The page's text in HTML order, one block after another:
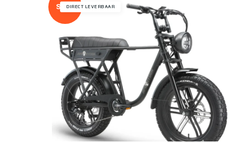
DIRECT LEVERBAAR
Sale!